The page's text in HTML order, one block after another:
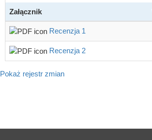
Załącznik
Recenzja 1
Recenzja 2
Pokaż rejestr zmian